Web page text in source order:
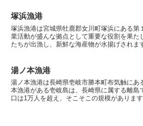
塚浜漁港
塚浜漁港は宮城県牡鹿郡女川町塚浜にある第
業活動が盛んな拠点として重要な役割を果た
たちが出漁し、新鮮な海産物が水揚げされま
湯ノ本漁港
湯ノ本漁港は長崎県壱岐市勝本町布気触にあ
本漁港がある壱岐島は、長崎県に属する離島
口は1万人を超え、そこそこの規模がありま